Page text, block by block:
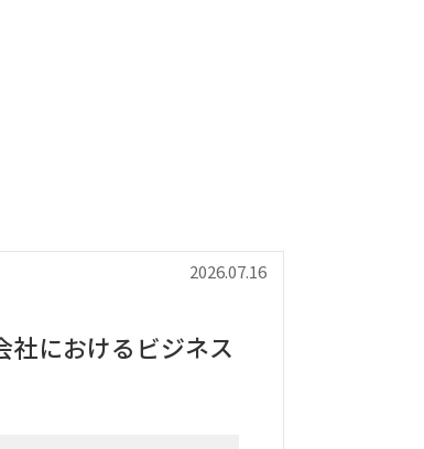
2026.07.16
社におけるビジネス